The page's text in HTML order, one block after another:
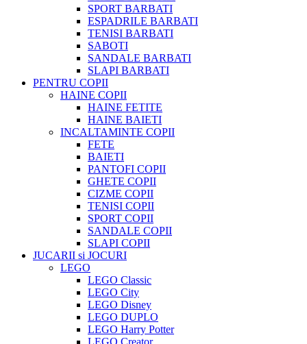
SPORT BARBATI
ESPADRILE BARBATI
TENISI BARBATI
SABOTI
SANDALE BARBATI
SLAPI BARBATI
PENTRU COPII
HAINE COPII
HAINE FETITE
HAINE BAIETI
INCALTAMINTE COPII
FETE
BAIETI
PANTOFI COPII
GHETE COPII
CIZME COPII
TENISI COPII
SPORT COPII
SANDALE COPII
SLAPI COPII
JUCARII si JOCURI
LEGO
LEGO Classic
LEGO City
LEGO Disney
LEGO DUPLO
LEGO Harry Potter